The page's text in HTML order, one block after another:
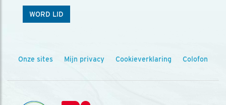
WORD LID
Onze sites Mijn privacy Cookieverklaring Colofon